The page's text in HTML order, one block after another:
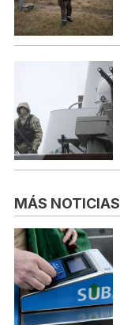
MÁS NOTICIAS